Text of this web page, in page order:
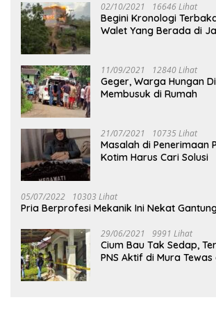
02/10/2021 16646 Lihat
Begini Kronologi
Walet Yang Berada di
11/09/2021 12840 Lihat
Geger, Warga Hungan
Membusuk di Rumah
21/07/2021 10735 Lihat
Masalah di Penerimaan
Kotim Harus Cari Solusi
05/07/2022 10303 Lihat
Pria Berprofesi Mekanik Ini Nekat
29/06/2021 9991 Lihat
Cium Bau Tak Sedap,
PNS Aktif di Mura